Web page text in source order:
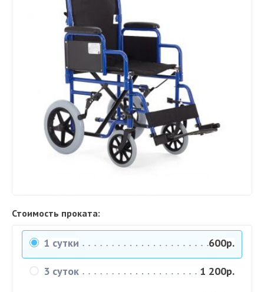
Стоимость проката:
1 сутки 600р.
3 суток 1 200р.